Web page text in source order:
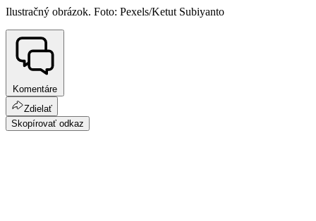
Ilustračný obrázok. Foto: Pexels/Ketut Subiyanto
Komentáre
Zdielať
Skopírovať odkaz